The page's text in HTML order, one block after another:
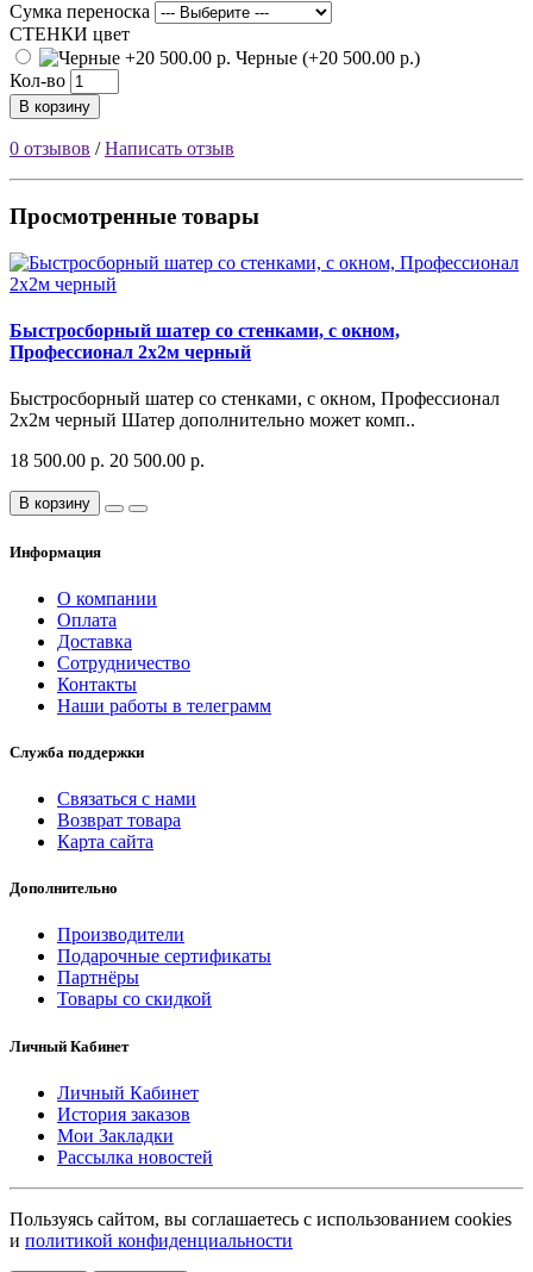
Сумка переноска
СТЕНКИ цвет
Черные (+20 500.00 р.)
Кол-во
В корзину
0 отзывов /Написать отзыв
Просмотренные товары
Быстросборный шатер со стенками, с окном,
Профессионал 2х2м черный
Быстросборный шатер со стенками, с окном, Профессионал
2х2м черный Шатер дополнительно может комп..
18 500.00 р. 20 500.00 р.
В корзину
Информация
О компании
Оплата
Доставка
Сотрудничество
Контакты
Наши работы в телеграмм
Служба поддержки
Связаться с нами
Возврат товара
Карта сайта
Дополнительно
Производители
Подарочные сертификаты
Партнёры
Товары со скидкой
Личный Кабинет
Личный Кабинет
История заказов
Мои Закладки
Рассылка новостей
Пользуясь сайтом, вы соглашаетесь с использованием cookies
и политикой конфиденциальности